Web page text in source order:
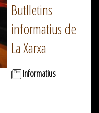
Butlletins
informatius de
La Xarxa
Informatius